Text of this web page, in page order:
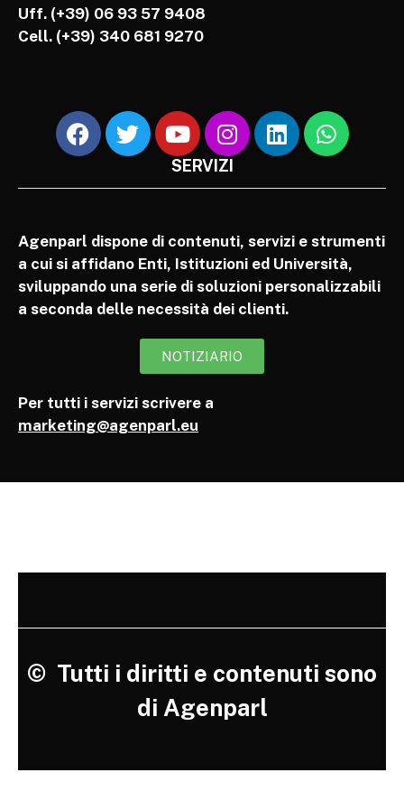
Uff. (+39) 06 93 57 9408
Cell. (+39) 340 681 9270
SERVIZI
Agenparl dispone di contenuti, servizi e strumenti
a cui si affidano Enti, Istituzioni ed Università,
sviluppando una serie di soluzioni personalizzabili
a seconda delle necessità dei clienti.
NOTIZIARIO
Per tutti i servizi scrivere a
marketing@agenparl.eu
© Tutti i diritti e contenuti sono
di Agenparl